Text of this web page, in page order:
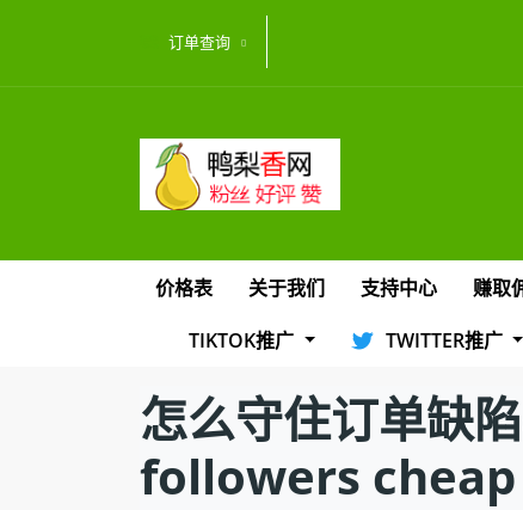
订单查询
价格表 关于我们 支持中心 赚取
TIKTOK推广
TWITTER推广
怎么守住订单缺
followers cheap